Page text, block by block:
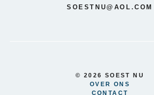
SOESTNU@AOL.COM
© 2026 SOEST NU
OVER ONS
CONTACT